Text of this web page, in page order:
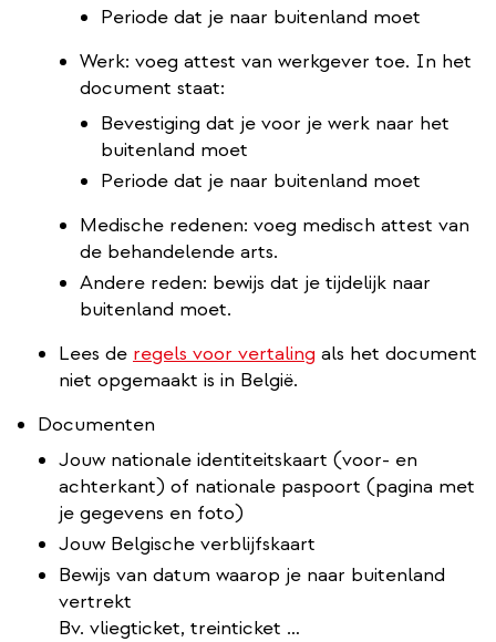
Periode dat je naar buitenland moet
Werk: voeg attest van werkgever toe. In het
document staat:
Bevestiging dat je voor je werk naar het
buitenland moet
Periode dat je naar buitenland moet
Medische redenen: voeg medisch attest van
de behandelende arts.
Andere reden: bewijs dat je tijdelijk naar
buitenland moet.
Lees de regels voor vertaling als het document
niet opgemaakt is in België.
Documenten
Jouw nationale identiteitskaart (voor- en
achterkant) of nationale paspoort (pagina met
je gegevens en foto)
Jouw Belgische verblijfskaart
Bewijs van datum waarop je naar buitenland
vertrekt
Bv. vliegticket, treinticket …